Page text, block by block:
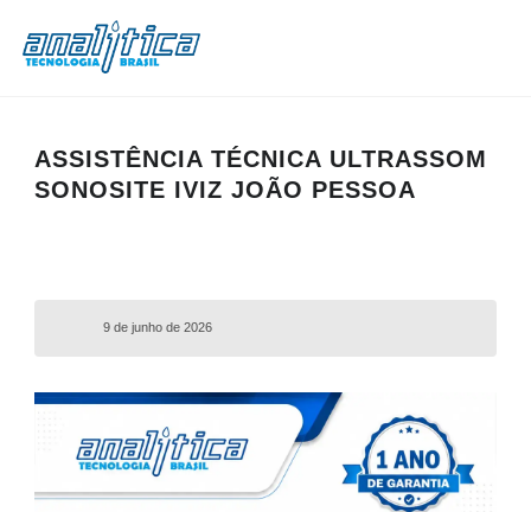
ASSISTÊNCIA TÉCNICA ULTRASSOM
SONOSITE IVIZ JOÃO PESSOA
9 de junho de 2026